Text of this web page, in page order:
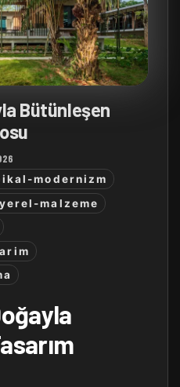
Bütünleşen
modernizm
malzeme